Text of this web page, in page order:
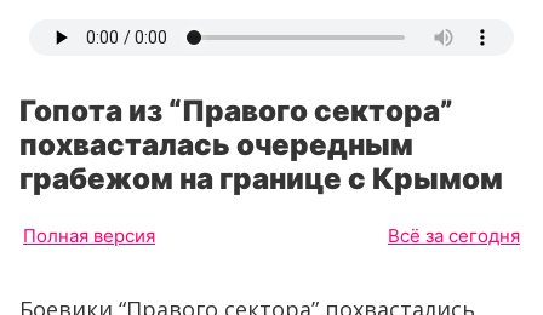
Гопота из “Правого сектора”
похвасталась очередным
грабежом на границе с Крымом
Полная версия Всё за сегодня
Боевики “Правого сектора” похвастались